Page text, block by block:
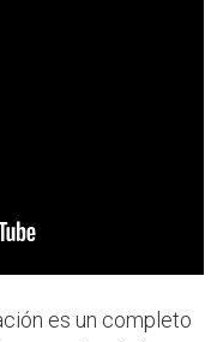
es un completo